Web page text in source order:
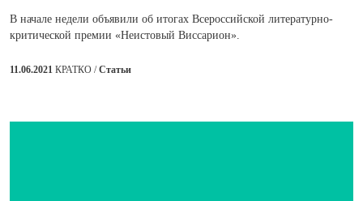
В начале недели объявили об итогах Всероссийской литературно-
критической премии «Неистовый Виссарион».
11.06.2021 КРАТКО /Статьи